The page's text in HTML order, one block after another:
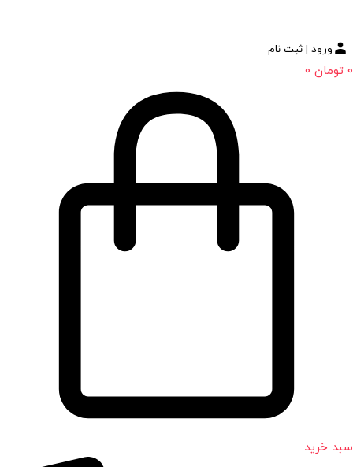
ورود | ثبت نام
0 تومان 0
سبد خرید